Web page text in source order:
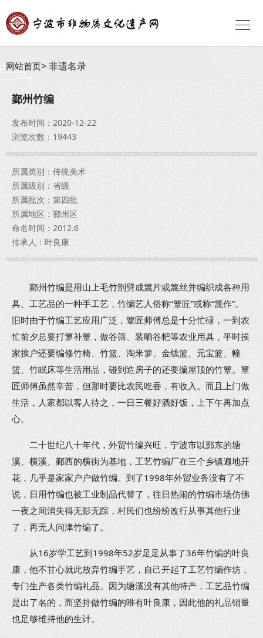
网站首页 非遗名录
鄞州竹编
发布时间：2020-12-22
浏览次数：19443
所属类别：传统美术
所属级别：省级
所属批次：第四批
所属地区：鄞州区
命名时间：2012.6
传承人：叶良康
鄞州竹编是用山上毛竹剖劈成篾片或篾丝并编织成各种用
具、工艺品的一种手工艺，竹编艺人俗称“簟匠”或称“篾作”。
旧时由于竹编工艺应用广泛，簟匠师傅总是十分忙碌，一到农
忙前夕总要打箩补簟，做谷筛、装晒谷耙等农业用具，平时挨
家挨户还要编修竹椅、竹篮、淘米箩、金线篮、元宝篮、幢
篮、竹眠床等生活用品，碰到造房子的还要编屋顶的竹簟。簟
匠师傅虽然辛苦，但那时要比农民吃香，有收入。而且上门做
生活，人家都以客人待之，一日三餐好酒好饭，上下午再加点
心。
二十世纪八十年代，外贸竹编兴旺，宁波市以鄞东的塘
溪、横溪、鄞西的横街为基地，工艺竹编厂在三个乡镇遍地开
花，几乎是家家户户做竹编。到了1998年外贸业务没有了不
说，日用竹编也被工业制品代替了，往日热闹的竹编市场仿佛
一夜之间消失得无影无踪，村民们也纷纷改行从事其他行业
了，再无人问津竹编了。
从16岁学工艺到1998年52岁足足从事了36年竹编的叶良
康，他不甘心就此放弃竹编手艺，自己开起了工艺竹编作坊，
专门生产各类竹编礼品。因为塘溪没有其他特产，工艺品竹编
是出了名的，而坚持做竹编的唯有叶良康，因此他的礼品销量
也足够维持他的生计。